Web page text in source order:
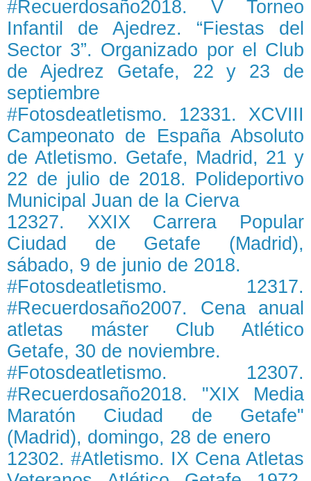
#Recuerdosaño2018. V Torneo
Infantil de Ajedrez. “Fiestas del
Sector 3”. Organizado por el Club
de Ajedrez Getafe, 22 y 23 de
septiembre
#Fotosdeatletismo. 12331. XCVIII
Campeonato de España Absoluto
de Atletismo. Getafe, Madrid, 21 y
22 de julio de 2018. Polideportivo
Municipal Juan de la Cierva
12327. XXIX Carrera Popular
Ciudad de Getafe (Madrid),
sábado, 9 de junio de 2018.
#Fotosdeatletismo. 12317.
#Recuerdosaño2007. Cena anual
atletas máster Club Atlético
Getafe, 30 de noviembre.
#Fotosdeatletismo. 12307.
#Recuerdosaño2018. "XIX Media
Maratón Ciudad de Getafe"
(Madrid), domingo, 28 de enero
12302. #Atletismo. IX Cena Atletas